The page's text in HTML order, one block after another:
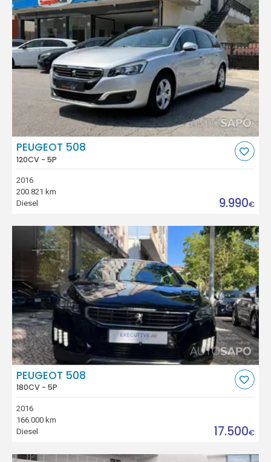
PEUGEOT 508
120CV - 5P
2016
200.821 km
Diesel
9.990€
PEUGEOT 508
180CV - 5P
2016
166.000 km
Diesel
17.500€